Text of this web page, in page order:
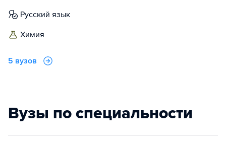
русский язык
химия
5 вузов
Вузы по специальности